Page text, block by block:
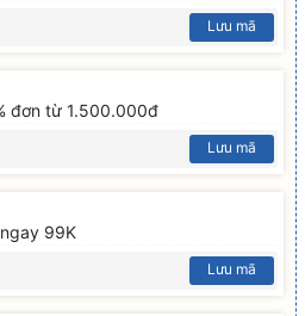
Lưu mã
đơn từ 1.500.000đ
Lưu mã
99K
Lưu mã